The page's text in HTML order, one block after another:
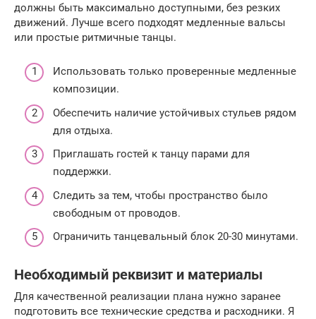
должны быть максимально доступными, без резких
движений. Лучше всего подходят медленные вальсы
или простые ритмичные танцы.
Использовать только проверенные медленные
композиции.
Обеспечить наличие устойчивых стульев рядом
для отдыха.
Приглашать гостей к танцу парами для
поддержки.
Следить за тем, чтобы пространство было
свободным от проводов.
Ограничить танцевальный блок 20-30 минутами.
Необходимый реквизит и материалы
Для качественной реализации плана нужно заранее
подготовить все технические средства и расходники. Я